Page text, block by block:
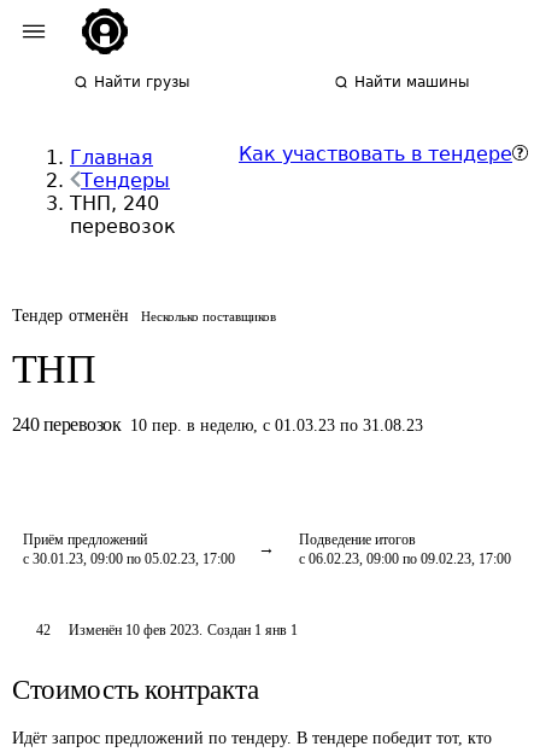
Найти грузы Найти машины
Главная
Тендеры
ТНП, 240
перевозок
Как участвовать в тендере
Тендер отменён Несколько поставщиков
ТНП
240 перевозок 10 пер. в неделю,с 01.03.23 по 31.08.23
Приём предложений
с 30.01.23, 09:00 по 05.02.23, 17:00
Подведение итогов
с 06.02.23, 09:00 по 09.02.23, 17:00
42 Изменён 10 фев 2023. Создан 1 янв 1
Стоимость контракта
Идёт запрос предложений по тендеру. В тендере победит тот, кто